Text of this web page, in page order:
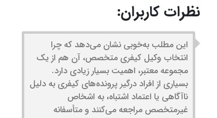
نظرات کاربران:
این مطلب به‌خوبی نشان می‌دهد که چرا
انتخاب وکیل کیفری متخصص، آن هم از یک
مجموعه معتبر، اهمیت بسیار زیادی دارد.
بسیاری از افراد درگیر پرونده‌های کیفری به دلیل
ناآگاهی یا اعتماد اشتباه، به اشخاص
غیرمتخصص مراجعه می‌کنند و متأسفانه